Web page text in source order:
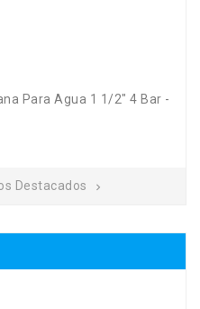
Para Agua 1 1/2" 4 Bar -
Destacados 